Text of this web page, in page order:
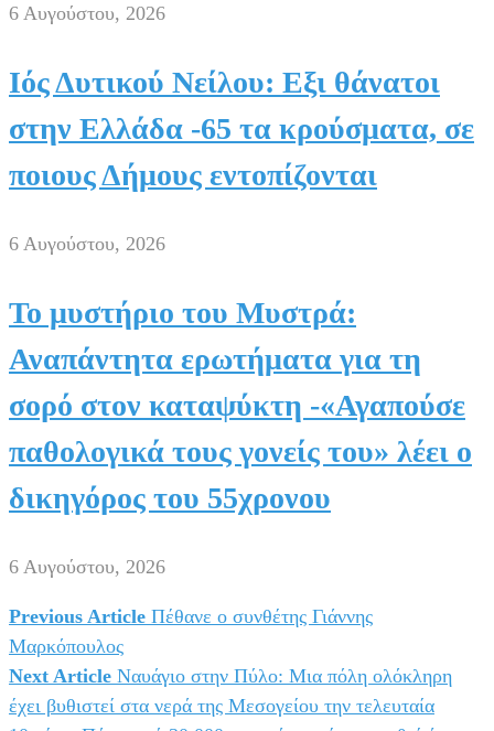
6 Αυγούστου, 2026
Ιός Δυτικού Νείλου: Εξι θάνατοι
στην Ελλάδα -65 τα κρούσματα, σε
ποιους Δήμους εντοπίζονται
6 Αυγούστου, 2026
Το μυστήριο του Μυστρά:
Αναπάντητα ερωτήματα για τη
σορό στον καταψύκτη -«Αγαπούσε
παθολογικά τους γονείς του» λέει ο
δικηγόρος του 55χρονου
6 Αυγούστου, 2026
Πλοήγηση
άρθρων
Previous Article Πέθανε ο συνθέτης Γιάννης
Μαρκόπουλος
Next Article Ναυάγιο στην Πύλο: Μια πόλη ολόκληρη
έχει βυθιστεί στα νερά της Μεσογείου την τελευταία